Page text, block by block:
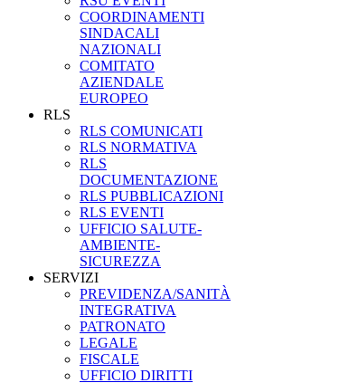
COORDINAMENTI
SINDACALI
NAZIONALI
COMITATO
AZIENDALE
EUROPEO
RLS
RLS COMUNICATI
RLS NORMATIVA
RLS
DOCUMENTAZIONE
RLS PUBBLICAZIONI
RLS EVENTI
UFFICIO SALUTE-
AMBIENTE-
SICUREZZA
SERVIZI
PREVIDENZA/SANITÀ
INTEGRATIVA
PATRONATO
LEGALE
FISCALE
UFFICIO DIRITTI